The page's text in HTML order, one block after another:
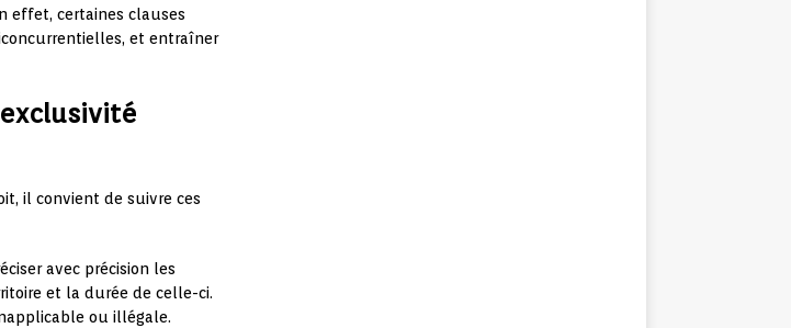
effet, certaines clauses
et entraîner
il convient de suivre ces
avec précision les
et la durée de celle-ci.
ou illégale.